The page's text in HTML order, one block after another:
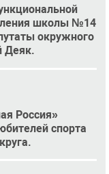
школы №14
окружного
Деяк.
Россия»
спорта